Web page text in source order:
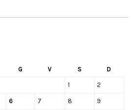
G V S D
1 2
6 7 8 9